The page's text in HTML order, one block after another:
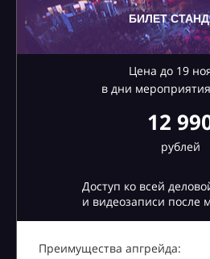
БИЛЕТ
Цена до 19
в дни мероприятия
12
рублей
Доступ ко всей
и видеозаписи после
Преимущества апгрейда: